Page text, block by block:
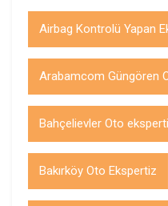
Airbag Kontrolü Yapan
Arabamcom Güngören
Bahçelievler Oto
Bakırköy Oto Ekspertiz